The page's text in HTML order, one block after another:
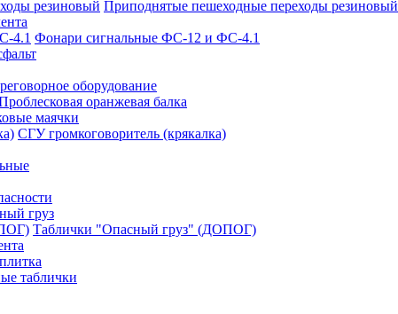
Приподнятые пешеходные переходы резиновый
Фонари сигнальные ФС-12 и ФС-4.1
оборудование
оранжевая балка
маячки
СГУ громкоговоритель (крякалка)
груз
Таблички "Опасный груз" (ДОПОГ)
таблички